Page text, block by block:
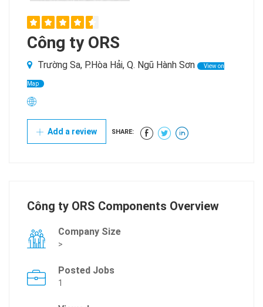
Công ty ORS
Trường Sa, P.Hòa Hải, Q. Ngũ Hành Sơn View on
Map
Add a review SHARE:
Công ty ORS Components Overview
Company Size
>
Posted Jobs
1